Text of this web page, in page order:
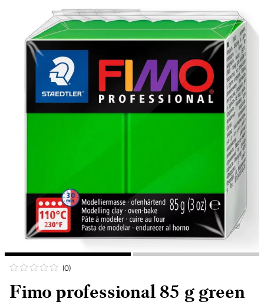
(0)
Fimo professional 85 g green